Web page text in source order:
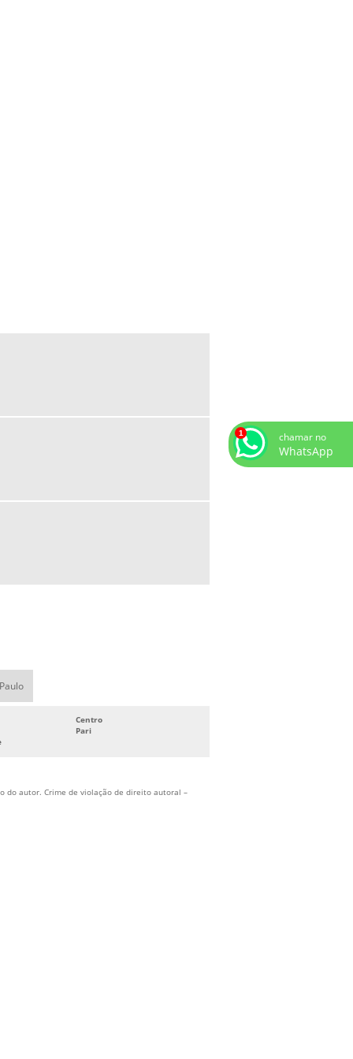
INCÊNDIO
SISTEMA FIXO DE COMBATE A INCÊNDIO
SISTEMA HIDRÁULICO DE COMBATE A
Centro
Pari
do autor. Crime de violação de direito autoral –
chamar no
WhatsApp